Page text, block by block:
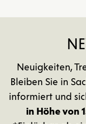
Neuigkeiten,
Bleiben Sie in
informiert und
in Höhe von